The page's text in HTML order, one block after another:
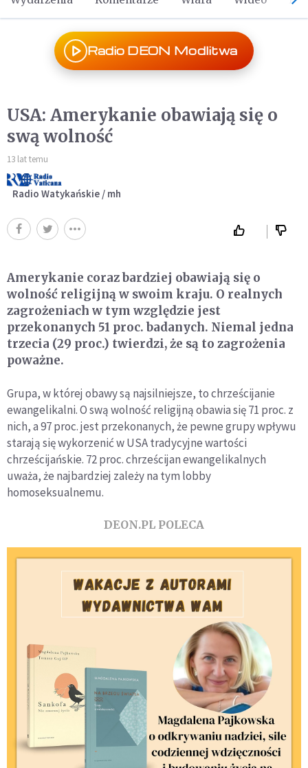
Radio DEON Modlitwa
USA: Amerykanie obawiają się o
swą wolność
13 lat temu
Radio Watykańskie / mh
Amerykanie coraz bardziej obawiają się o
wolność religijną w swoim kraju. O realnych
zagrożeniach w tym względzie jest
przekonanych 51 proc. badanych. Niemal jedna
trzecia (29 proc.) twierdzi, że są to zagrożenia
poważne.
Grupa, w której obawy są najsilniejsze, to chrześcijanie
ewangelikalni. O swą wolność religijną obawia się 71 proc. z
nich, a 97 proc. jest przekonanych, że pewne grupy wpływu
starają się wykorzenić w USA tradycyjne wartości
chrześcijańskie. 72 proc. chrześcijan ewangelikalnych
uważa, że najbardziej zależy na tym lobby
homoseksualnemu.
DEON.PL POLECA